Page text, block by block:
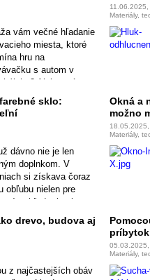
vám večné hľadanie
miesta, ktoré
hru na
s autom v
úlohe? Alebo snívate
v ktorej by ste
auta mohli mať aj
na kávovar a hobby?
11.06.2025,
Materiály,
sklo:
dávno nie je len
doplnkom. V
si získava čoraz
obľubu nielen pre
vzhľad, ale aj
lebo je praktické. Ak
rekonštrukciu,
prvky – moderné,
a jednoduché na
Okná a
možno
Materiály,
drevo, budova aj
z najčastejších obáv
Materiály,